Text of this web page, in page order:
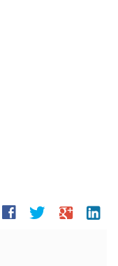
facebook twitter google linkedin